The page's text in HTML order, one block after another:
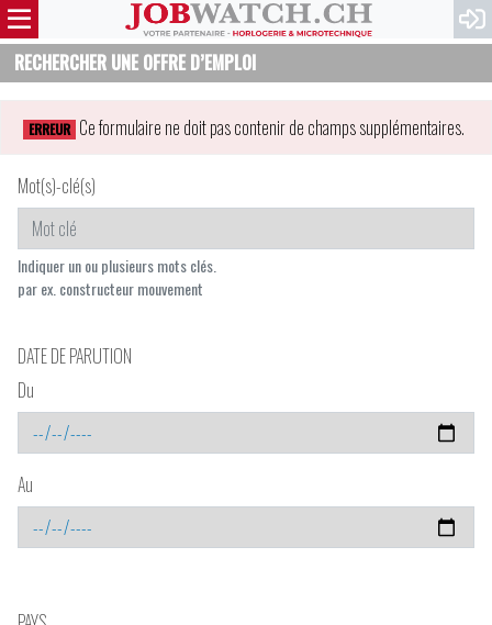
RECHERCHER UNE OFFRE D’EMPLOI
ERREUR Ce formulaire ne doit pas contenir de champs supplémentaires.
Mot(s)-clé(s)
Indiquer un ou plusieurs mots clés.
par ex. constructeur mouvement
DATE DE PARUTION
Du
Au